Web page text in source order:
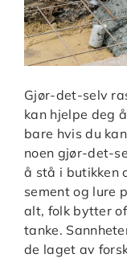
Gjør-det-selv
kan hjelpe deg
bare hvis du
noen gjør-det-
å stå i butikken
sement og lure
alt, folk bytter
tanke.
de laget av